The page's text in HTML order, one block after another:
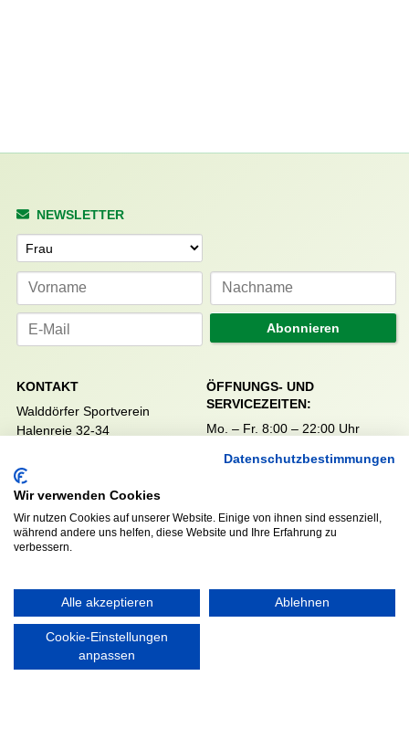
Datenschutzbestimmungen
Wir verwenden Cookies
Wir nutzen Cookies auf unserer Website. Einige von ihnen sind essenziell,
während andere uns helfen, diese Website und Ihre Erfahrung zu
verbessern.
Alle akzeptieren Ablehnen
Cookie-Einstellungen
anpassen
NEWSLETTER
Anrede
Abonnieren
KONTAKT
Walddörfer Sportverein
Halenreie 32-34
Tel. 040 / 64 50 62 - 0
info@walddoerfer-sv.de
ÖFFNUNGS- UND
SERVICEZEITEN:
Mo. – Fr. 8:00 – 22:00 Uhr
MEDIA